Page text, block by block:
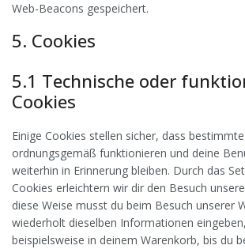
Web-Beacons gespeichert.
5. Cookies
5.1 Technische oder
Cookies
Einige Cookies stellen sicher, dass
ordnungsgemäß funktionieren und deine
weiterhin in Erinnerung bleiben. Durch das
Cookies erleichtern wir dir den Besuch
diese Weise musst du beim Besuch unserer
wiederholt dieselben Informationen
beispielsweise in deinem Warenkorb, bis du